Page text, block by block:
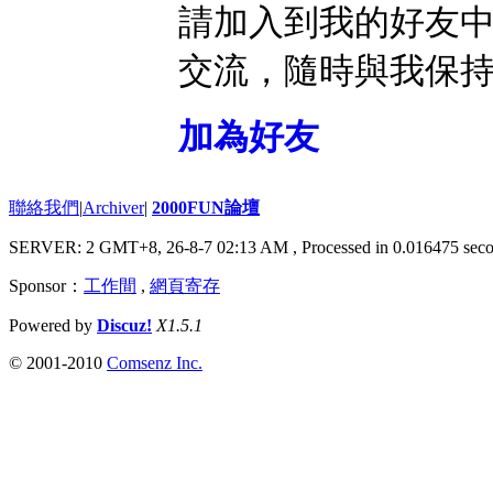
請加入到我的好友
交流，隨時與我保
加為好友
聯絡我們|Archiver| 2000FUN論壇
SERVER: 2 GMT+8, 26-8-7 02:13 AM , Processed in 0.016475
Sponsor： 工作間 , 網頁寄存
Powered by Discuz! X1.5.1
© 2001-2010 Comsenz Inc.